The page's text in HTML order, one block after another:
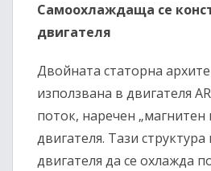
Самоохлаждаща се
двигателя
Двойната статорна
използвана в двигателя
поток, наречен „магнитен
двигателя. Тази
двигателя да се охлажда